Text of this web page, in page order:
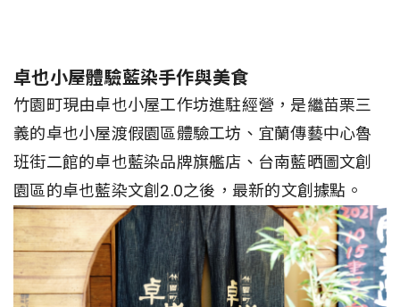
卓也小屋體驗藍染手作與美食
竹園町現由卓也小屋工作坊進駐經營，是繼苗栗三
義的卓也小屋渡假園區體驗工坊、宜蘭傳藝中心魯
班街二館的卓也藍染品牌旗艦店、台南藍晒圖文創
園區的卓也藍染文創2.0之後，最新的文創據點。